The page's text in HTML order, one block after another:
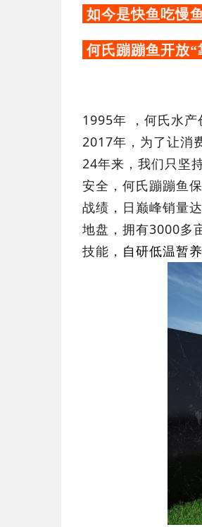
如今是快鱼吃慢
何氏蹦蹦鱼开放
1995年 ，何氏水
2017年，为了让消
24年来，我们只坚
安全，何氏蹦蹦鱼
战绩，日巅峰销量
地盘，拥有3000多
技能， 自研低温暂